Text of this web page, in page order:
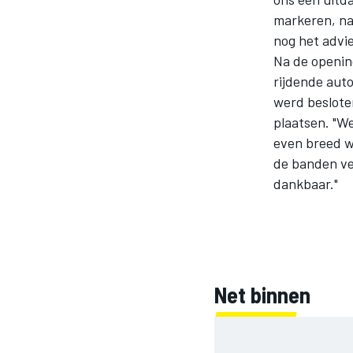
DTM
markeren,
nog het
Na de
rijdende
werd
plaatsen.
even breed
de banden
dankbaar."
Net binnen